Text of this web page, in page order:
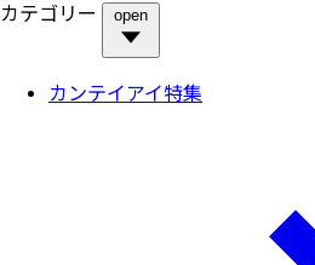
カテゴリー
open
カンテイアイ特集